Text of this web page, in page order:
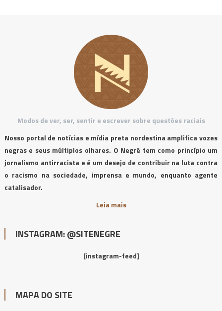
Modos de ver, ser, sentir e escrever sobre questões raciais
Nosso portal de notícias e mídia preta nordestina amplifica vozes
negras e seus múltiplos olhares. O Negrê tem como princípio um
jornalismo antirracista e é um desejo de contribuir na luta contra
o racismo na sociedade, imprensa e mundo, enquanto agente
catalisador.
Leia mais
INSTAGRAM: @SITENEGRE
[instagram-feed]
MAPA DO SITE